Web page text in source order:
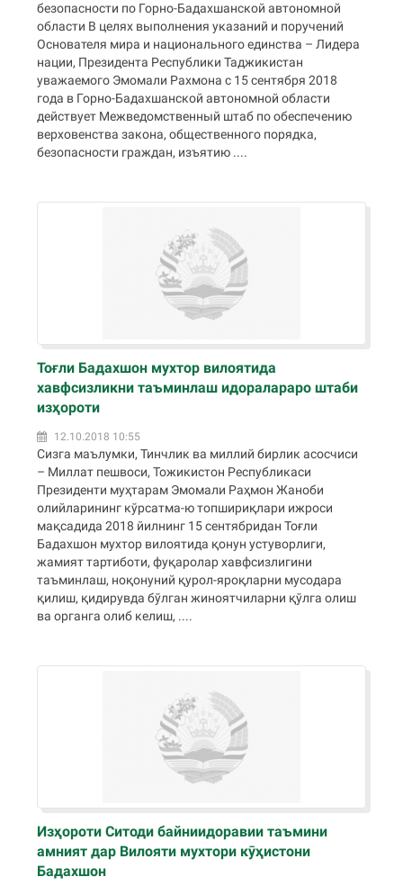
безопасности по Горно-Бадахшанской автономной
области В целях выполнения указаний и поручений
Основателя мира и национального единства – Лидера
нации, Президента Республики Таджикистан
уважаемого Эмомали Рахмона с 15 сентября 2018
года в Горно-Бадахшанской автономной области
действует Межведомственный штаб по обеспечению
верховенства закона, общественного порядка,
безопасности граждан, изъятию ....
Тоғли Бадахшон мухтор вилоятида
хавфсизликни таъминлаш идоралараро штаби
изҳороти
12.10.2018 10:55
Сизга маълумки, Тинчлик ва миллий бирлик асосчиси
– Миллат пешвоси, Тожикистон Республикаси
Президенти муҳтарам Эмомали Раҳмон Жаноби
олийларининг кўрсатма-ю топшириқлари ижроси
мақсадида 2018 йилнинг 15 сентябридан Тоғли
Бадахшон мухтор вилоятида қонун устуворлиги,
жамият тартиботи, фуқаролар хавфсизлигини
таъминлаш, ноқонуний қурол-яроқларни мусодара
қилиш, қидирувда бўлган жиноятчиларни қўлга олиш
ва органга олиб келиш, ....
Изҳороти Ситоди байниидоравии таъмини
амният дар Вилояти мухтори кӯҳистони
Бадахшон